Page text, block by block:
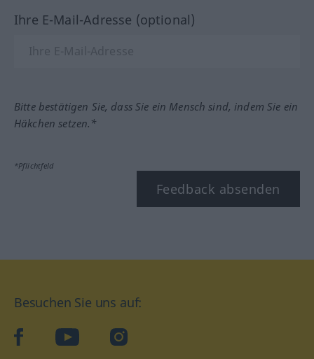
Ihre E-Mail-Adresse (optional)
Bitte bestätigen Sie, dass Sie ein Mensch sind, indem Sie ein
Häkchen setzen.*
*Pflichtfeld
Feedback absenden
Besuchen Sie uns auf:
facebookYouTube Instagram